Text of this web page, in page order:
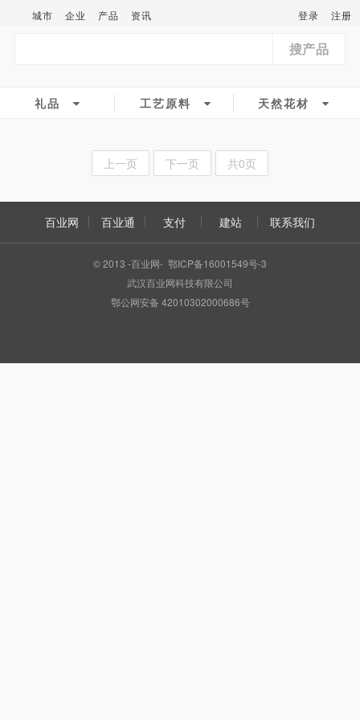
城市 企业 产品 资讯 登录 注册
搜产品
礼品 工艺原料 天然花材
上一页 下一页 共0页
百业网 百业通 支付 建站 联系我们
© 2013 -百业网- 鄂ICP备16001549号-3
武汉百业网科技有限公司
鄂公网安备 42010302000686号